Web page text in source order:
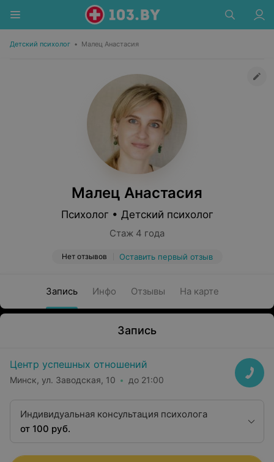
Детский психолог • Малец Анастасия
Малец Анастасия
Психолог • Детский психолог
Стаж 4 года
Нет отзывов Оставить первый отзыв
Запись Инфо Отзывы На карте
Запись
Центр успешных отношений
Минск, ул. Заводская, 10 до 21:00
Индивидуальная консультация психолога
от 100 руб.